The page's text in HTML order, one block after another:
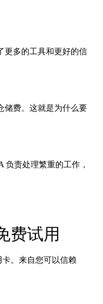
更多的工具和更好的信
储费。这就是为什么要
负责处理繁重的工作，
费试用
。来自您可以信赖